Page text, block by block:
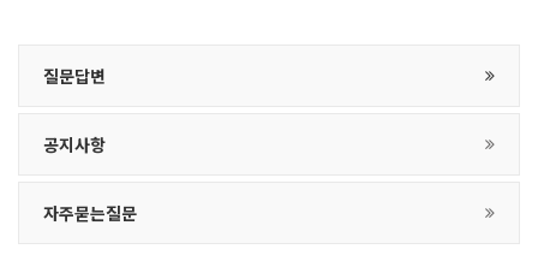
질문답변
공지사항
자주묻는질문